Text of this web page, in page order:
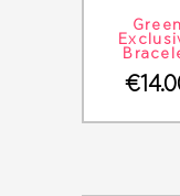
Green
€